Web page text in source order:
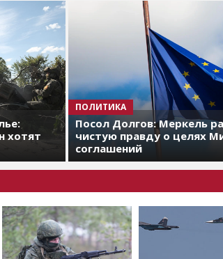
хотят
ПОЛИТИКА
Посол Долгов: Меркель
чистую правду о целях
соглашений